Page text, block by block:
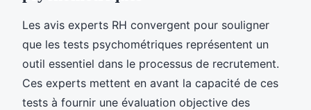
Les avis experts RH convergent pour souligner
que les tests psychométriques représentent un
outil essentiel dans le processus de recrutement.
Ces experts mettent en avant la capacité de ces
tests à fournir une évaluation objective des